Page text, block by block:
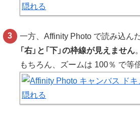
一方、Affinity Photo で読み込ん
「右」と「下」の枠線が見えません。
もちろん、ズームは 100％ で等